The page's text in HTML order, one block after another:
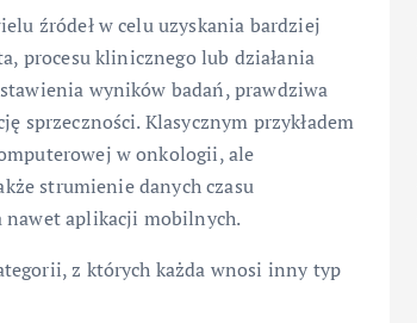
źródeł w celu uzyskania bardziej
procesu klinicznego lub działania
wyników badań, prawdziwa
sprzeczności. Klasycznym przykładem
w onkologii, ale
strumienie danych czasu
nawet aplikacji mobilnych.
z których każda wnosi inny typ